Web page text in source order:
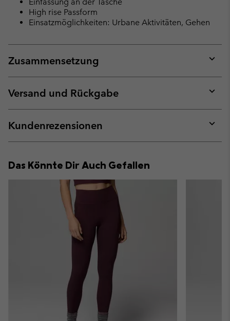
Einfassung an der Tasche
High rise Passform
Einsatzmöglichkeiten: Urbane Aktivitäten, Gehen
Zusammensetzung
or
Versand und Rückgabe
or
Kundenrezensionen
or
Das Könnte Dir Auch Gefallen